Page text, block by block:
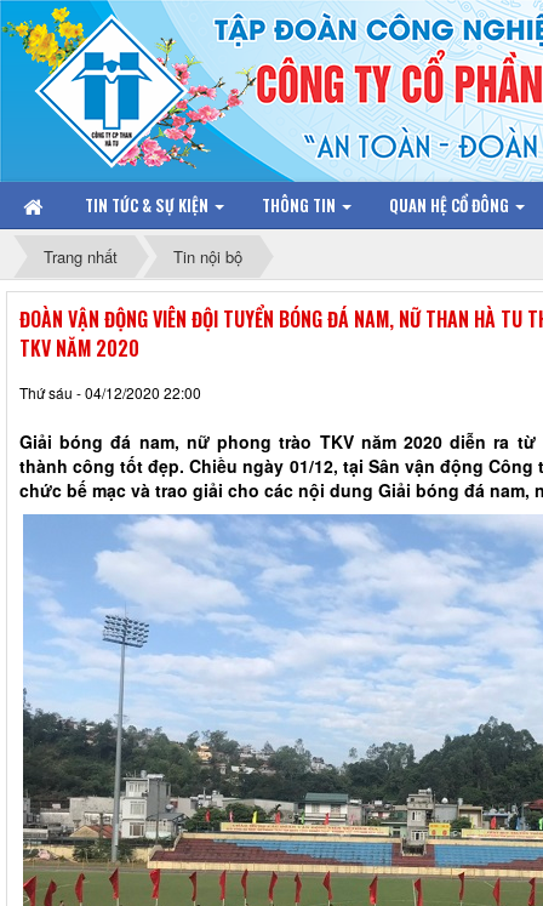
TIN TỨC & SỰ KIỆN THÔNG TIN QUAN HỆ CỔ ĐÔNG
Trang nhất Tin nội bộ
ĐOÀN VẬN ĐỘNG VIÊN ĐỘI TUYỂN BÓNG ĐÁ NAM, NỮ THAN HÀ TU
TKV NĂM 2020
Thứ sáu - 04/12/2020 22:00
Giải bóng đá nam, nữ phong trào TKV năm 2020 diễn ra từ
thành công tốt đẹp. Chiều ngày 01/12, tại Sân vận động
chức bế mạc và trao giải cho các nội dung Giải bóng đá nam,